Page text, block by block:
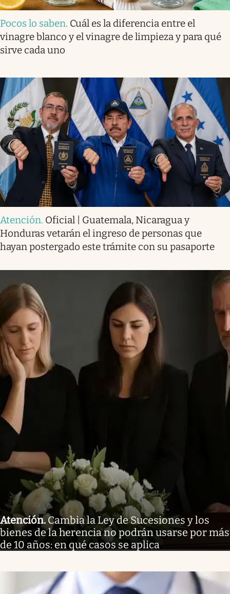
Pocos lo saben. Cuál es la diferencia entre el
vinagre blanco y el vinagre de limpieza y para qué
sirve cada uno
Atención. Oficial | Guatemala, Nicaragua y
Honduras vetarán el ingreso de personas que
hayan postergado este trámite con su pasaporte
Atención.Cambia la Ley de Sucesiones y los
bienes de la herencia no podrán usarse por más
de 10 años: en qué casos se aplica